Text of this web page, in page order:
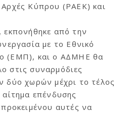
Αρχές Κύπρου (ΡΑΕΚ) και
εκπονήθηκε από την
με το Εθνικό
(ΕΜΠ), και ο ΑΔΜΗΕ θα
στις συναρμόδιες
δύο χωρών μέχρι το τέλος
επένδυσης
αυτές να